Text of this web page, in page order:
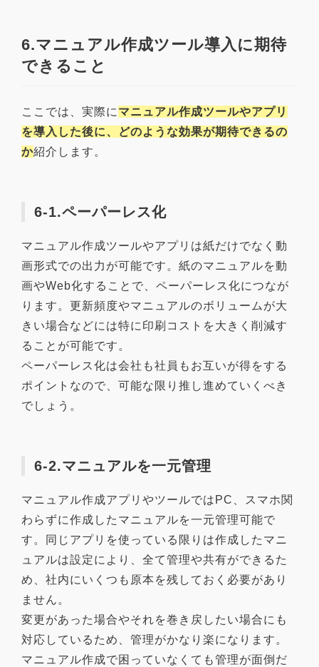
6.マニュアル作成ツール導入に期待
できること
ここでは、実際に マニュアル作成ツールやアプリ
を導入した後に、どのような効果が期待できるの
か紹介します。
6-1.ペーパーレス化
マニュアル作成ツールやアプリは紙だけでなく動
画形式での出力が可能です。紙のマニュアルを動
画やWeb化することで、ペーパーレス化につなが
ります。更新頻度やマニュアルのボリュームが大
きい場合などには特に印刷コストを大きく削減す
ることが可能です。
ペーパーレス化は会社も社員もお互いが得をする
ポイントなので、可能な限り推し進めていくべき
でしょう。
6-2.マニュアルを一元管理
マニュアル作成アプリやツールではPC、スマホ関
わらずに作成したマニュアルを一元管理可能で
す。同じアプリを使っている限りは作成したマニ
ュアルは設定により、全て管理や共有ができるた
め、社内にいくつも原本を残しておく必要があり
ません。
変更があった場合やそれを巻き戻したい場合にも
対応しているため、管理がかなり楽になります。
マニュアル作成で困っていなくても管理が面倒だ